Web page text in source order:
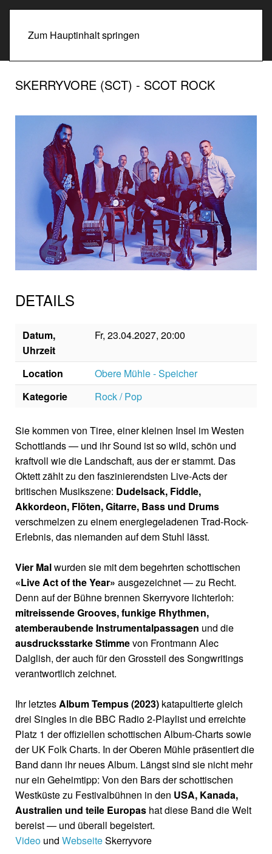
Zum Hauptinhalt springen
SKERRYVORE (SCT) - SCOT ROCK
Sie kommen von Tiree, einer kleinen Insel im Westen
Schottlands — und ihr Sound ist so wild, schön und
kraftvoll wie die Landschaft, aus der er stammt. Das
Oktett zählt zu den faszinierendsten Live-Acts der
britischen Musikszene: Dudelsack, Fiddle,
Akkordeon, Flöten, Gitarre, Bass und Drums
verschmelzen zu einem energiegeladenen Trad-Rock-
Erlebnis, das niemanden auf dem Stuhl lässt.
Vier Malwurden sie mit dem begehrten schottischen
«Live Act of the Year» ausgezeichnet — zu Recht.
Denn auf der Bühne brennen Skerryvore lichterloh:
mitreissende Grooves, funkige Rhythmen,
atemberaubende Instrumentalpassagen und die
ausdrucksstarke Stimmevon Frontmann Alec
Dalglish, der auch für den Grossteil des Songwritings
verantwortlich zeichnet.
Ihr letztesAlbum Tempus (2023) katapultierte gleich
drei Singles in die BBC Radio 2-Playlist und erreichte
Platz 1 der offiziellen schottischen Album-Charts sowie
der UK Folk Charts. In der Oberen Mühle präsentiert die
Band dann ihr neues Album. Längst sind sie nicht mehr
nur ein Geheimtipp: Von den Bars der schottischen
Westküste zu Festivalbühnen in den USA, Kanada,
Australien und teile Europas hat diese Band die Welt
bereist — und überall begeistert.
Video und WebseiteSkerryvore
DETAILS
Datum,
Uhrzeit
Fr, 23.04.2027, 20:00
Location
Obere Mühle - Speicher
Kategorie
Rock / Pop